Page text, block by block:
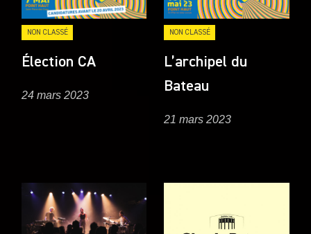
NON CLASSÉ
Élection CA
24 mars 2023
NON CLASSÉ
L’archipel du
Bateau
21 mars 2023